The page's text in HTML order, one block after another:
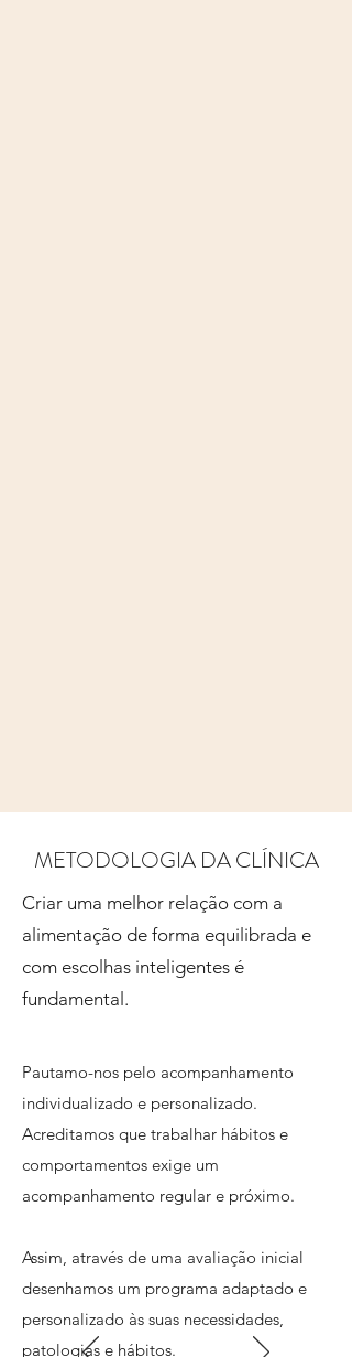
METODOLOGIA DA CLÍNICA
Criar uma melhor relação com a
alimentação de forma equilibrada e
com escolhas inteligentes é
fundamental.
Pautamo-nos pelo acompanhamento
individualizado e personalizado.
Acreditamos que trabalhar hábitos e
comportamentos exige um
acompanhamento regular e próximo. ​
Assim, através de uma avaliação inicial
desenhamos um programa adaptado e
personalizado às suas necessidades,
patologias e hábitos.